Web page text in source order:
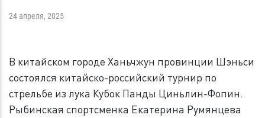
24 апреля, 2025
В китайском городе Ханьчжун провинции Шэньси
состоялся китайско-российский турнир по
стрельбе из лука Кубок Панды Циньлин-Фопин.
Рыбинская спортсменка Екатерина Румянцева